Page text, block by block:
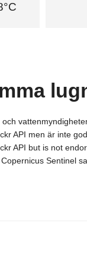
API men är inte
API but is not
Sentinel